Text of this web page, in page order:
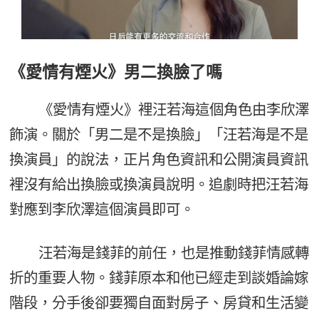
《愛情有煙火》男二換臉了嗎
《愛情有煙火》裡汪若海這個角色由李欣澤
飾演。關於「男二是不是換臉」「汪若海是不是
換演員」的說法，正片角色資訊和公開演員資訊
裡沒有給出換臉或換演員說明。追劇時把汪若海
對應到李欣澤這個演員即可。
汪若海是錢菲的前任，也是推動錢菲情感轉
折的重要人物。錢菲原本和他已經走到談婚論嫁
階段，分手後卻要獨自面對房子、房貸和生活變